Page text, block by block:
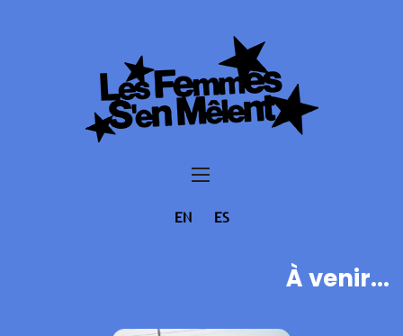
EN ES
À venir...